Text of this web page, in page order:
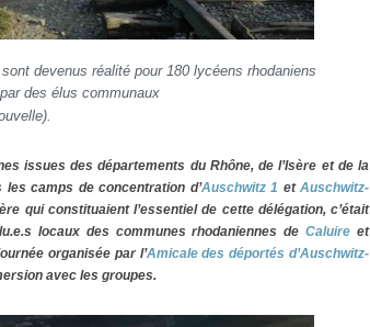
devenus réalité pour 180 lycéens rhodaniens
des élus communaux
issues des départements du Rhône, de l’Isère et de la
camps de concentration d’Auschwitz 1 et Auschwitz-
qui constituaient l’essentiel de cette délégation, c’était
locaux des communes rhodaniennes deCaluire et
organisée par l’Amicale des déportés d’Auschwitz-
avec les groupes.